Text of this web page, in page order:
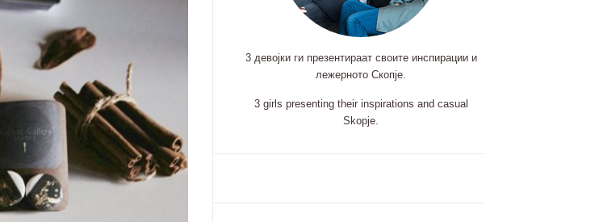
3 девојки ги презентираат своите инспирации и
лежерното Скопје.
3 girls presenting their inspirations and casual
Skopje.